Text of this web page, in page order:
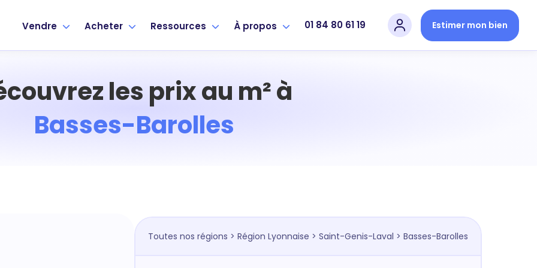
Vendre Acheter Ressources À propos 01 84 80 61 19 Estimer mon bien
les prix au m² à
Basses-Barolles
Toutes nos régions > Région Lyonnaise > Saint-Genis-Laval > Basses-Barolles